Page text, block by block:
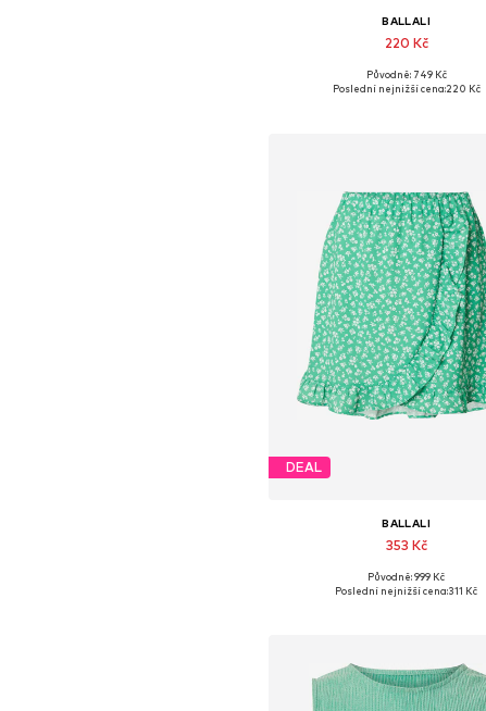
BALLALI
220 Kč
Dostupné velikosti: XS, M, L,
Původně: 749 Kč
Poslední nejnižší cena:220 Kč
DEAL
BALLALI
353 Kč
Dostupné velikosti: 34, 36, 38,
Původně: 999 Kč
Poslední nejnižší cena:311 Kč